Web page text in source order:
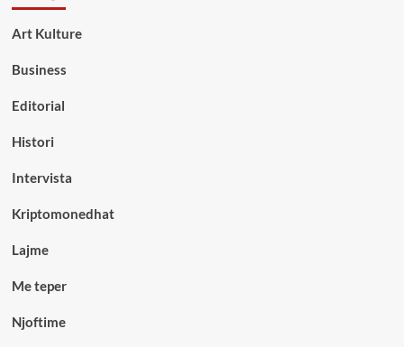
Art Kulture
Business
Editorial
Histori
Intervista
Kriptomonedhat
Lajme
Me teper
Njoftime